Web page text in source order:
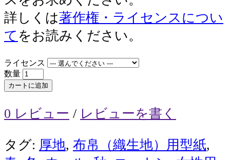
詳しくは著作権・ライセンスについ
て をお読みください。
ライセンス
数量
カートに追加
0 レビュー / レビューを書く
タグ: 厚地, 布帛（織生地）用型紙,